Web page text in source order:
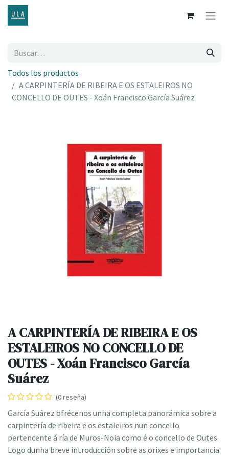
Todos los productos
A CARPINTERÍA DE RIBEIRA E OS ESTALEIROS NO
CONCELLO DE OUTES - Xoán Francisco García Suárez
A CARPINTERÍA DE RIBEIRA E OS
ESTALEIROS NO CONCELLO DE
OUTES - Xoán Francisco García
Suárez
(0 reseña)
García Suárez ofrécenos unha completa panorámica sobre a
carpintería de ribeira e os estaleiros nun concello
pertencente á ría de Muros-Noia como é o concello de Outes.
Logo dunha breve introducción sobre as orixes e importancia